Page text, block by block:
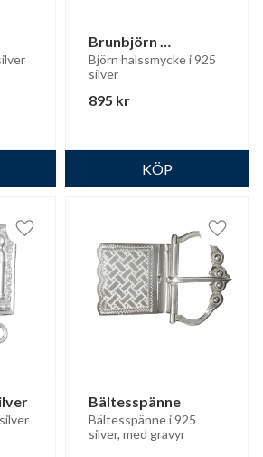
Brunbjörn
halssmycke
Björn halssmycke i 925
silver
895 kr
Lägg till i favoriter
Bältesspänne
Bältesspänne i 925
silver, med gravyr
Lägg